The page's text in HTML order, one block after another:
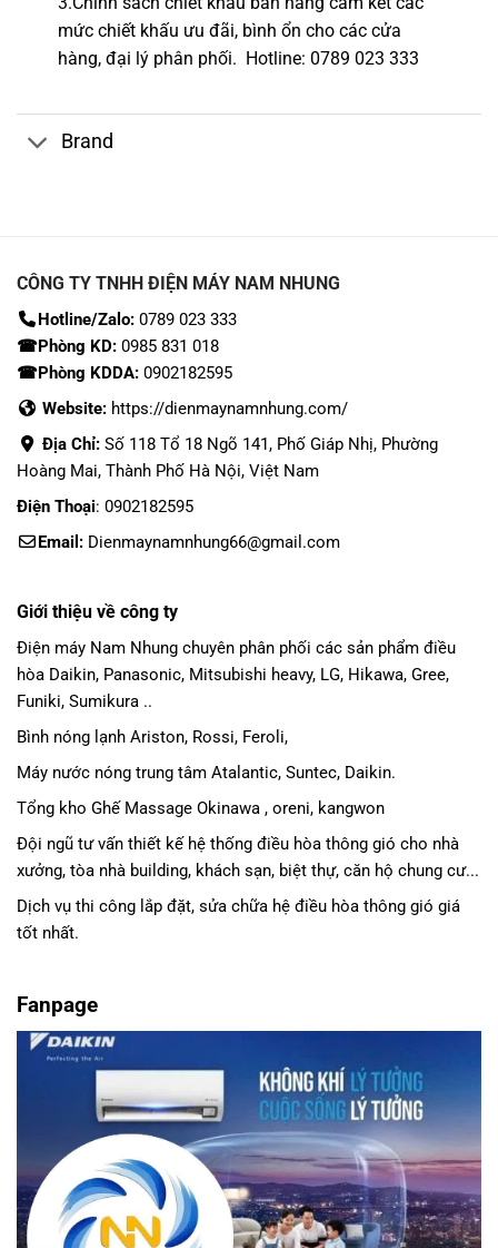
mức chiết khấu ưu đãi, bình ổn cho các cửa
hàng, đại lý phân phối. Hotline: 0789 023 333
Brand
CÔNG TY TNHH ĐIỆN MÁY NAM NHUNG
Hotline/Zalo:0789 023 333
☎Phòng KD: 0985 831 018
☎Phòng KDDA: 0902182595
Website: https://dienmaynamnhung.com/
Địa Chỉ: Số 118 Tổ 18 Ngõ 141, Phố Giáp Nhị, Phường
Hoàng Mai, Thành Phố Hà Nội, Việt Nam
Điện Thoại: 0902182595
Email: Dienmaynamnhung66@gmail.com
Giới thiệu về công ty
Điện máy Nam Nhung chuyên phân phối các sản phẩm điều
hòa Daikin, Panasonic, Mitsubishi heavy, LG, Hikawa, Gree,
Funiki, Sumikura ..
Bình nóng lạnh Ariston, Rossi, Feroli,
Máy nước nóng trung tâm Atalantic, Suntec, Daikin.
Tổng kho Ghế Massage Okinawa , oreni, kangwon
Đội ngũ tư vấn thiết kế hệ thống điều hòa thông gió cho nhà
xưởng, tòa nhà building, khách sạn, biệt thự, căn hộ chung cư...
Dịch vụ thi công lắp đặt, sửa chữa hệ điều hòa thông gió giá
tốt nhất.
Fanpage